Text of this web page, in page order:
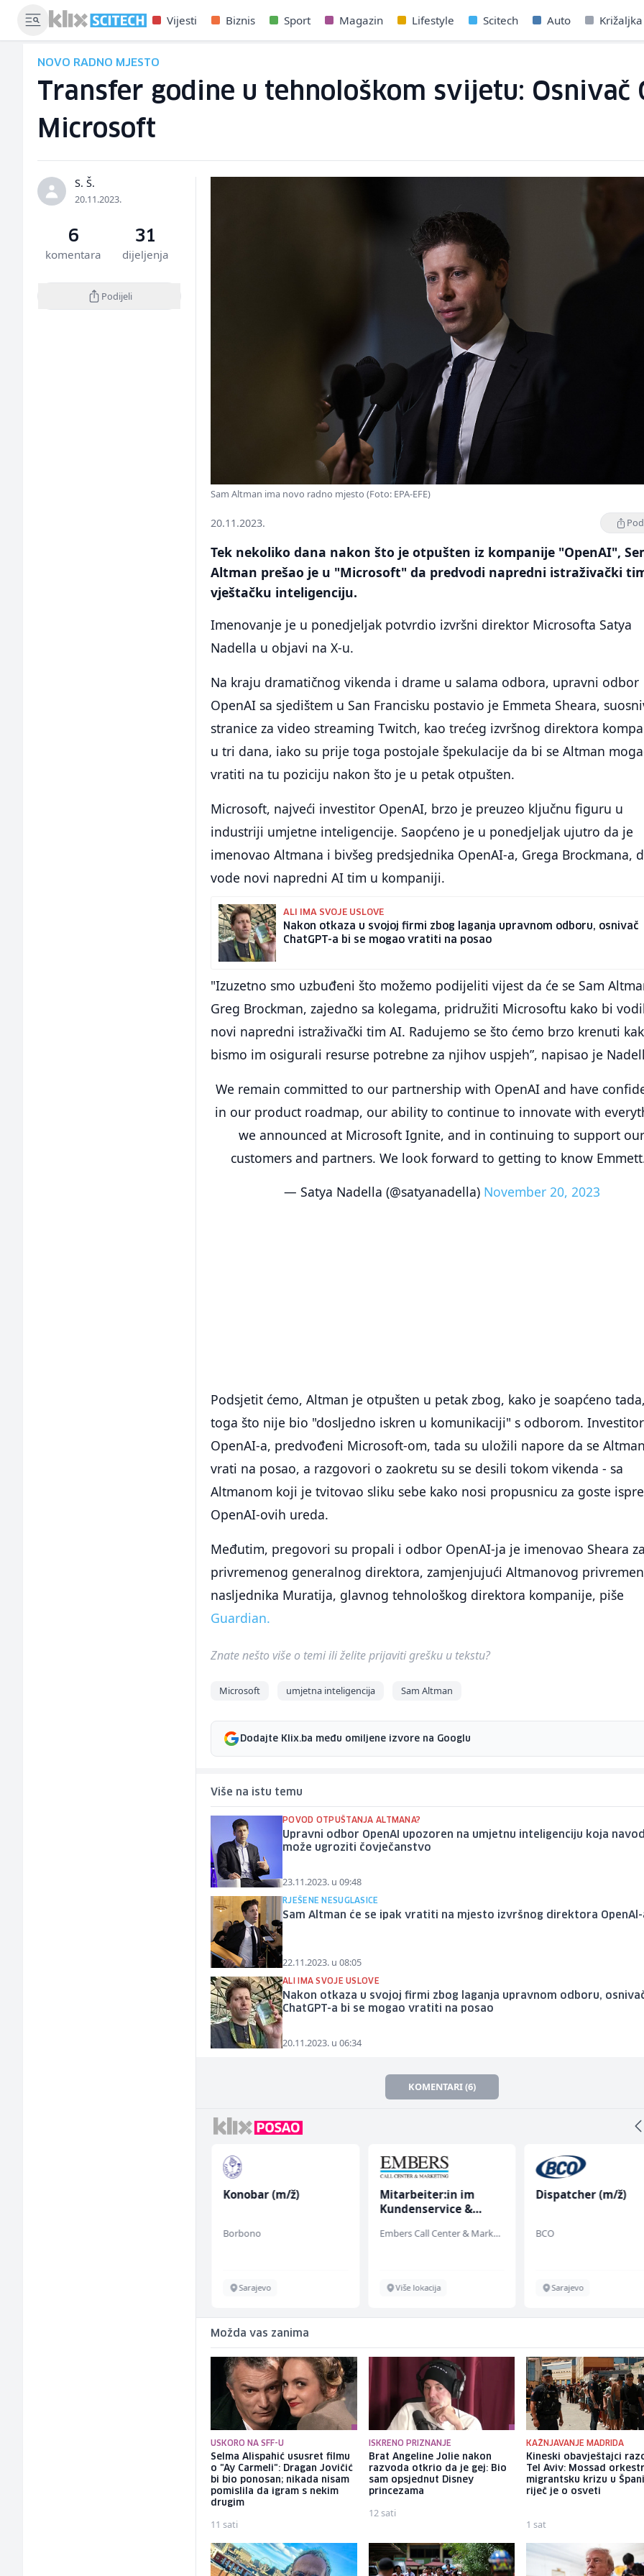
Vijesti Biznis Sport Magazin Lifestyle Scitech Auto Križaljka
NOVO RADNO MJESTO
Transfer godine u tehnološkom svijetu: Osnivač
Microsoft
S. Š.
20.11.2023.
6
komentara
31
dijeljenja
Podijeli
Sam Altman ima novo radno mjesto (Foto: EPA-EFE)
20.11.2023.
Tek nekoliko dana nakon što je otpušten iz kompanije "OpenAI",
Altman prešao je u "Microsoft" da predvodi napredni istraživački
vještačku inteligenciju.
Imenovanje je u ponedjeljak potvrdio izvršni direktor Microsofta Satya
Nadella u objavi na X-u.
Na kraju dramatičnog vikenda i drame u salama odbora, upravni odbor
OpenAI sa sjedištem u San Francisku postavio je Emmeta Sheara,
stranice za video streaming Twitch, kao trećeg izvršnog direktora
u tri dana, iako su prije toga postojale špekulacije da bi se Altman
vratiti na tu poziciju nakon što je u petak otpušten.
Microsoft, najveći investitor OpenAI, brzo je preuzeo ključnu figuru u
industriji umjetne inteligencije. Saopćeno je u ponedjeljak ujutro da je
imenovao Altmana i bivšeg predsjednika OpenAI-a, Grega Brockmana,
vode novi napredni AI tim u kompaniji.
ALI IMA SVOJE USLOVE
Nakon otkaza u svojoj firmi zbog laganja upravnom odboru, osnivač
ChatGPT-a bi se mogao vratiti na posao
"Izuzetno smo uzbuđeni što možemo podijeliti vijest da će se Sam
Greg Brockman, zajedno sa kolegama, pridružiti Microsoftu kako bi
novi napredni istraživački tim AI. Radujemo se što ćemo brzo krenuti
bismo im osigurali resurse potrebne za njihov uspjeh”, napisao je
We remain committed to our partnership with OpenAI and have
in our product roadmap, our ability to continue to innovate with
we announced at Microsoft Ignite, and in continuing to support our
customers and partners. We look forward to getting to know
— Satya Nadella (@satyanadella) November 20, 2023
Podsjetit ćemo, Altman je otpušten u petak zbog, kako je soapćeno tada,
toga što nije bio "dosljedno iskren u komunikaciji" s odborom.
OpenAI-a, predvođeni Microsoft-om, tada su uložili napore da se Altman
vrati na posao, a razgovori o zaokretu su se desili tokom vikenda - sa
Altmanom koji je tvitovao sliku sebe kako nosi propusnicu za goste
OpenAI-ovih ureda.
Međutim, pregovori su propali i odbor OpenAI-ja je imenovao Sheara za
privremenog generalnog direktora, zamjenjujući Altmanovog
nasljednika Muratija, glavnog tehnološkog direktora kompanije, piše
Guardian.
Znate nešto više o temi ili želite prijaviti grešku u tekstu?
Microsoft umjetna inteligencija Sam Altman
Dodajte Klix.ba među omiljene izvore na Googlu
Više na istu temu
POVOD OTPUŠTANJA ALTMANA?
Upravni odbor OpenAI upozoren na umjetnu inteligenciju koja
može ugroziti čovječanstvo
23.11.2023. u 09:48
RJEŠENE NESUGLASICE
Sam Altman će se ipak vratiti na mjesto izvršnog direktora OpenAl-
22.11.2023. u 08:05
ALI IMA SVOJE USLOVE
Nakon otkaza u svojoj firmi zbog laganja upravnom odboru,
ChatGPT-a bi se mogao vratiti na posao
20.11.2023. u 06:34
KOMENTARI (6)
Konobar (m/ž)
Borbono
Sarajevo
Mitarbeiter:in im
Kundenservice &
Embers Call Center & Marketing
Više lokacija
Dispatcher (m/ž)
BCO
Sarajevo
Možda vas zanima
USKORO NA SFF-U
Selma Alispahić ususret filmu
o "Ay Carmeli": Dragan Jovičić
bi bio ponosan; nikada nisam
pomislila da igram s nekim
drugim
11 sati
ISKRENO PRIZNANJE
Brat Angeline Jolie nakon
razvoda otkrio da je gej: Bio
sam opsjednut Disney
princezama
12 sati
KAŽNJAVANJE MADRIDA
Kineski obavještajci
Tel Aviv: Mossad
migrantsku krizu u
riječ je o osveti
1 sat